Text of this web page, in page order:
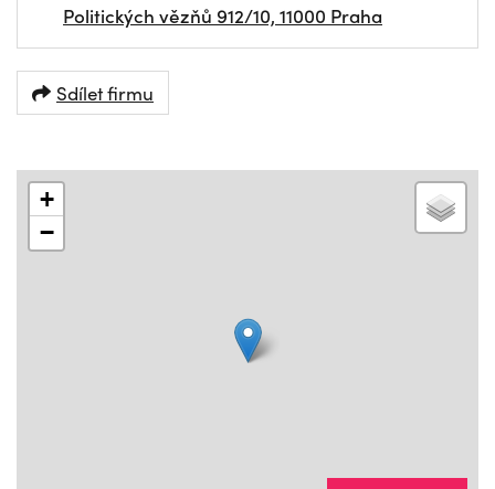
Politických vězňů 912/10, 11000 Praha
Sdílet firmu
+
−